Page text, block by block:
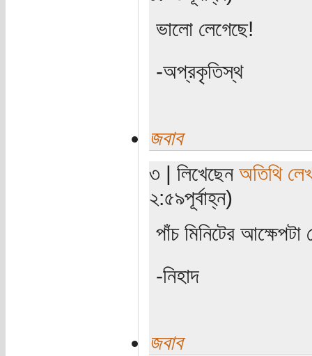
ভালো লেগেছে!
-অপ্রকৃতিস্থ
জবাব
৩ | লিখেছেন অতিথি
২:৫৯পূর্বাহ্ন)
পাঁচ মিনিটের
-নিহাদ
জবাব